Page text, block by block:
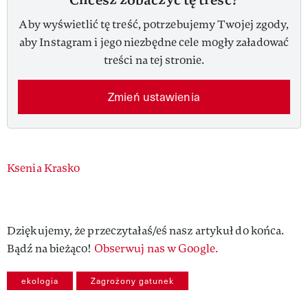
Aby wyświetlić tę treść, potrzebujemy Twojej zgody,
aby Instagram i jego niezbędne cele mogły załadować
treści na tej stronie.
Zmień ustawienia
Authors
Ksenia Krasko
Dziękujemy, że przeczytałaś/eś nasz artykuł do końca.
Bądź na bieżąco! Obserwuj nas w Google.
ekologia Zagrożony gatunek